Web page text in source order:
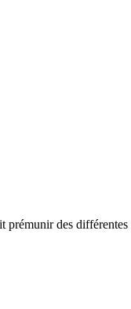
prémunir des différentes